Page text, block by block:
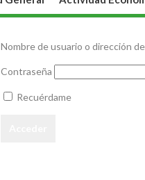
Nombre de usuario o dirección
Contraseña
Recuérdame